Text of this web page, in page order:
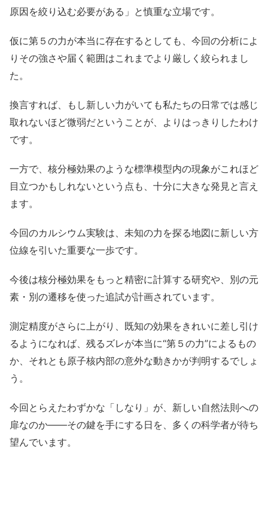
原因を絞り込む必要がある」と慎重な立場です。
仮に第５の力が本当に存在するとしても、今回の分析によ
りその強さや届く範囲はこれまでより厳しく絞られまし
た。
換言すれば、もし新しい力がいても私たちの日常では感じ
取れないほど微弱だということが、よりはっきりしたわけ
です。
一方で、核分極効果のような標準模型内の現象がこれほど
目立つかもしれないという点も、十分に大きな発見と言え
ます。
今回のカルシウム実験は、未知の力を探る地図に新しい方
位線を引いた重要な一歩です。
今後は核分極効果をもっと精密に計算する研究や、別の元
素・別の遷移を使った追試が計画されています。
測定精度がさらに上がり、既知の効果をきれいに差し引け
るようになれば、残るズレが本当に“第５の力”によるもの
か、それとも原子核内部の意外な動きかが判明するでしょ
う。
今回とらえたわずかな「しなり」が、新しい自然法則への
扉なのか――その鍵を手にする日を、多くの科学者が待ち
望んでいます。